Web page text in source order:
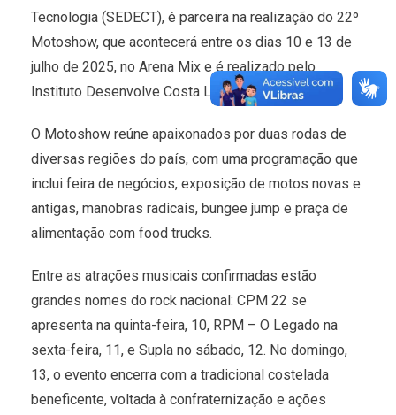
Tecnologia (SEDECT), é parceira na realização do 22º
Motoshow, que acontecerá entre os dias 10 e 13 de
julho de 2025, no Arena Mix e é realizado pelo
Instituto Desenvolve Costa Leste MS.
O Motoshow reúne apaixonados por duas rodas de
diversas regiões do país, com uma programação que
inclui feira de negócios, exposição de motos novas e
antigas, manobras radicais, bungee jump e praça de
alimentação com food trucks.
Entre as atrações musicais confirmadas estão
grandes nomes do rock nacional: CPM 22 se
apresenta na quinta-feira, 10, RPM – O Legado na
sexta-feira, 11, e Supla no sábado, 12. No domingo,
13, o evento encerra com a tradicional costelada
beneficente, voltada à confraternização e ações